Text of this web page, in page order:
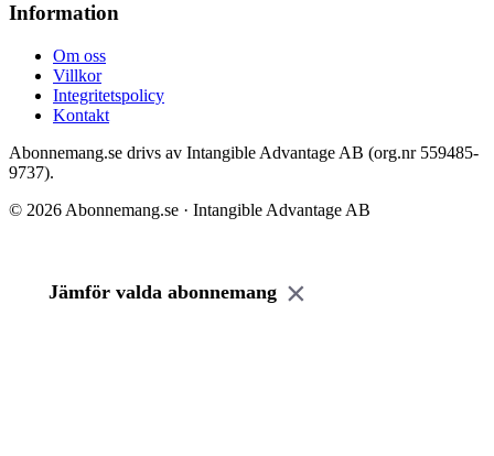
Information
Om oss
Villkor
Integritetspolicy
Kontakt
Abonnemang.se drivs av Intangible Advantage AB (org.nr 559485-
9737).
© 2026 Abonnemang.se · Intangible Advantage AB
Jämför valda abonnemang ×